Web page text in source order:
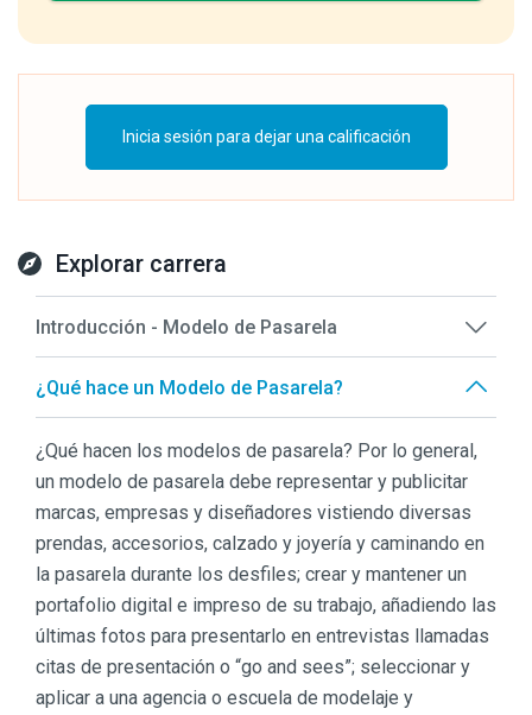
Inicia sesión para dejar una calificación
Explorar carrera
Introducción - Modelo de Pasarela
¿Qué hace un Modelo de Pasarela?
¿Qué hacen los modelos de pasarela? Por lo general,
un modelo de pasarela debe representar y publicitar
marcas, empresas y diseñadores vistiendo diversas
prendas, accesorios, calzado y joyería y caminando en
la pasarela durante los desfiles; crear y mantener un
portafolio digital e impreso de su trabajo, añadiendo las
últimas fotos para presentarlo en entrevistas llamadas
citas de presentación o “go and sees”; seleccionar y
aplicar a una agencia o escuela de modelaje y